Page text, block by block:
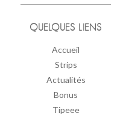
QUELQUES LIENS
Accueil
Strips
Actualités
Bonus
Tipeee